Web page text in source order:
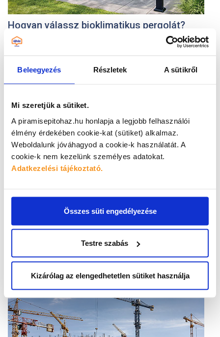
Beleegyezés Részletek A sütikről
Mi szeretjük a sütiket.
A piramisepitohaz.hu honlapja a legjobb felhasználói
élmény érdekében cookie-kat (sütiket) alkalmaz.
Weboldalunk jóváhagyod a cookie-k használatát. A
cookie-k nem kezelünk személyes adatokat.
Adatkezelési tájékoztató.
Összes süti engedélyezése
Testre szabás
Kizárólag az elengedhetetlen sütiket használja
Hogyan válassz bioklimatikus pergolát?
2026.
A bioklimatikus pergola olyan árnyékolási rendszer, forgatható
HÍREK
2026.07.06.
A GINOP Plusz 3.2.5-24 pályázat keretében vállalatunk komplex